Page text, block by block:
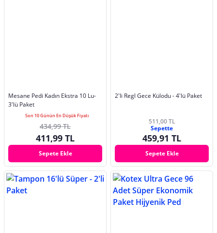
Mesane Pedi Kadın Ekstra 10 Lu-
3'lü Paket
Son 10 Günün En Düşük Fiyatı
434,99 TL
411,99 TL
Sepete Ekle
2'li Regl Gece Külodu - 4'lü Paket
511,00 TL
Sepette
459,91 TL
Sepete Ekle